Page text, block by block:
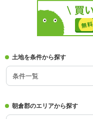
土地を条件から探す
条件一覧
朝倉郡のエリアから探す